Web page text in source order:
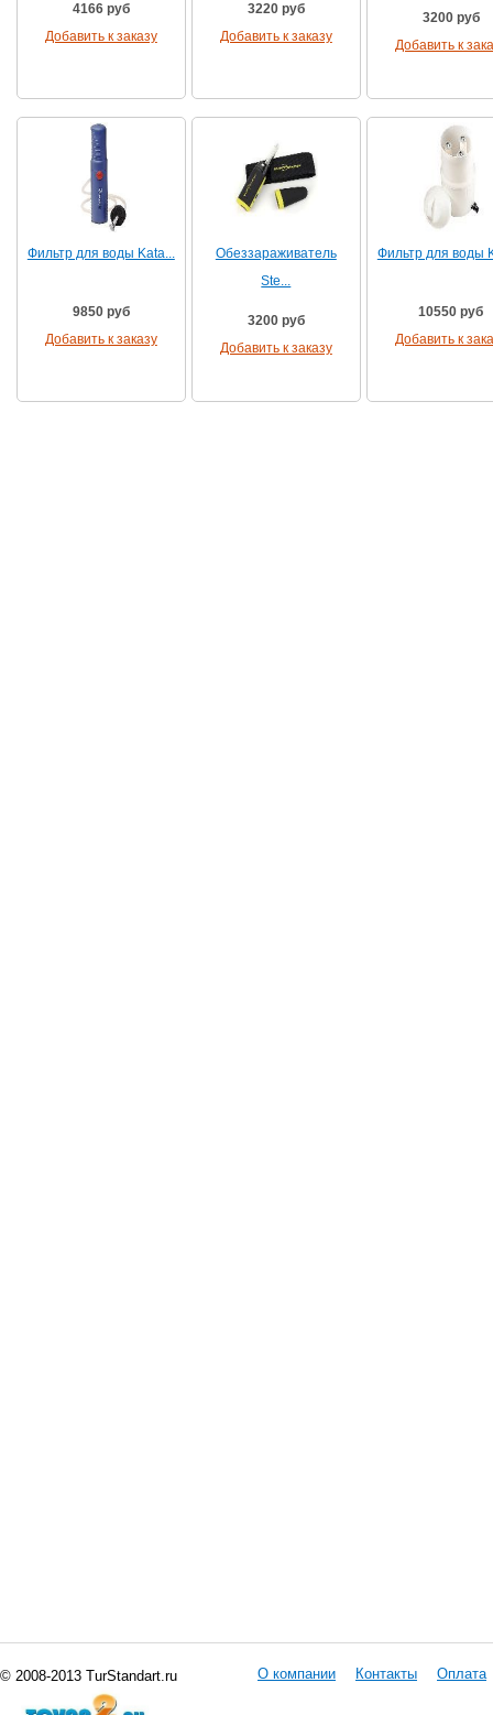
4166 руб
Добавить к заказу
3220 руб
Добавить к заказу
3200 руб
Добавить к
Фильтр для воды Kata...
9850 руб
Добавить к заказу
Обеззараживатель
Ste...
3200 руб
Добавить к заказу
Фильтр для воды
10550 руб
Добавить к
© 2008-2013 TurStandart.ru О компании Контакты Оплата